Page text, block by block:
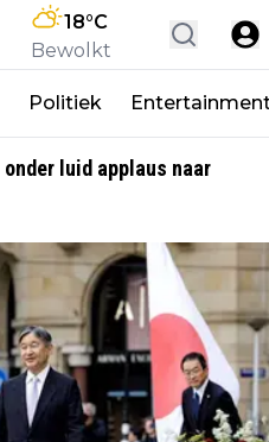
18°C
Bewolkt
Politiek
luid applaus naar